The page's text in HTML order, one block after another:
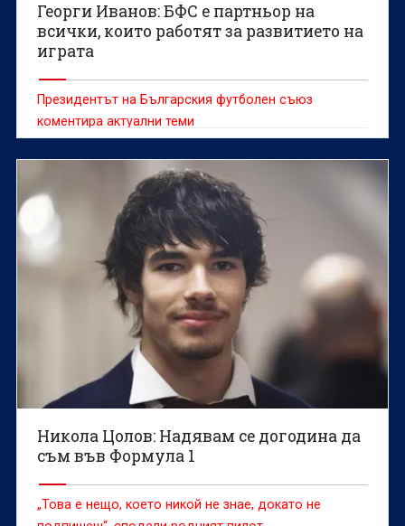
Георги Иванов: БФС е партньор на
всички, които работят за развитието на
играта
Президентът на Българския футболен съюз
коментира актуални теми
Никола Цолов: Надявам се догодина да
съм във Формула 1
„Това е нещо, което никой не знае, докато не